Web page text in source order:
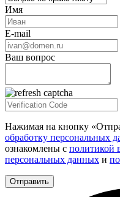
Имя
E-mail
Ваш вопрос
Нажимая на кнопку
обработку персональных
ознакомлены с политикой
персональных данных и